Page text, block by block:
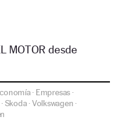
MOTOR desde
· Empresas ·
·Skoda·Volkswagen ·